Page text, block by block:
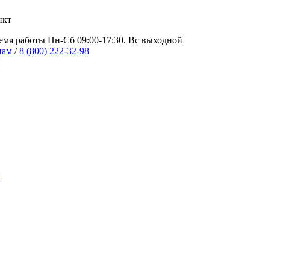
работы Пн-Сб 09:00-17:30. Вс выходной
/ 8 (800) 222-32-98